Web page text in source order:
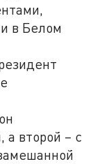
в Белом
а второй – с